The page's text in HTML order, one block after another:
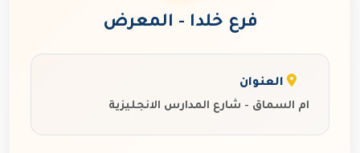
فرع خلدا - المعرض
العنوان
ام السماق - شارع المدارس الانجليزية